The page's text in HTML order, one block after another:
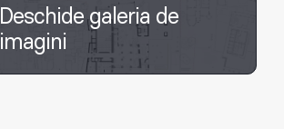
Deschide galeria de
imagini